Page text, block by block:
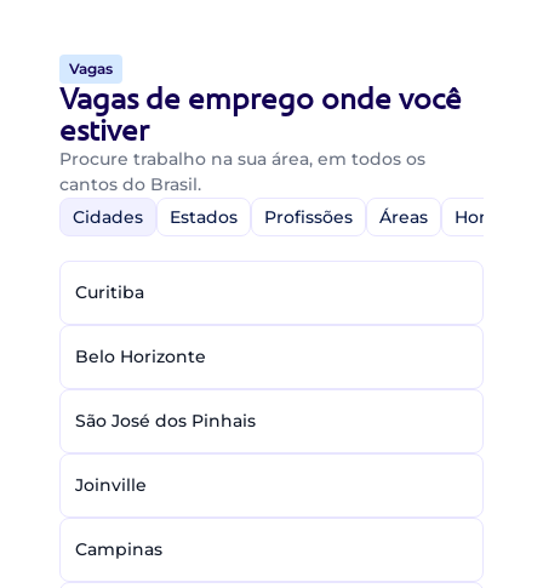
Vagas
Vagas de emprego onde você
estiver
Procure trabalho na sua área, em todos os
cantos do Brasil.
Cidades
Estados Profissões Áreas Home-
Curitiba
Belo Horizonte
São José dos Pinhais
Joinville
Campinas